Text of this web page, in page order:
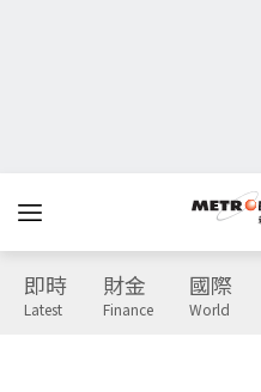
即時
Latest
財金
Finance
國際
World